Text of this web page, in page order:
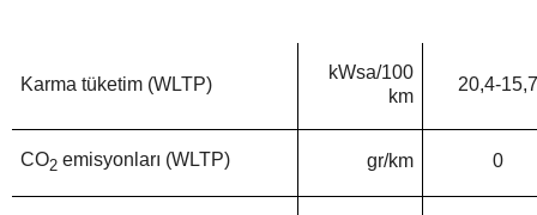
Karma tüketim (WLTP)
kWsa/100
km
20,4-15,7
CO2 emisyonları (WLTP) gr/km 0